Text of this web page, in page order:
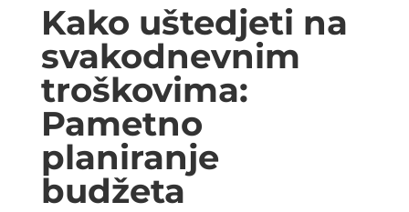
Kako uštedjeti na
svakodnevnim
troškovima:
Pametno
planiranje
budžeta